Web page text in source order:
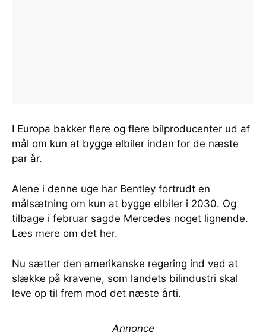
I Europa bakker flere og flere bilproducenter ud af
mål om kun at bygge elbiler inden for de næste
par år.
Alene i denne uge har Bentley fortrudt en
målsætning om kun at bygge elbiler i 2030. Og
tilbage i februar sagde Mercedes noget lignende.
Læs mere om det her.
Nu sætter den amerikanske regering ind ved at
slække på kravene, som landets bilindustri skal
leve op til frem mod det næste årti.
Annonce